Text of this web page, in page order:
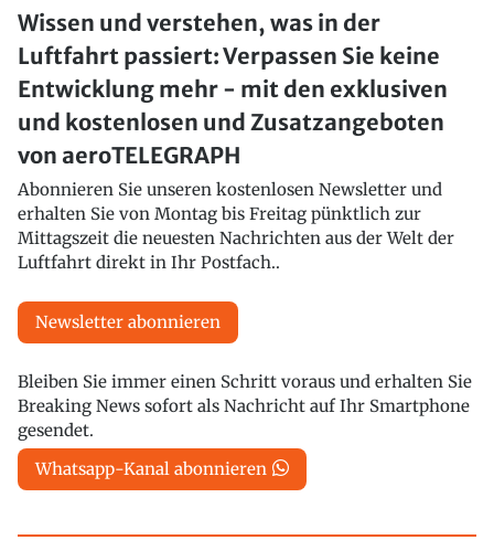
Wissen und verstehen, was in der
Luftfahrt passiert: Verpassen Sie keine
Entwicklung mehr - mit den exklusiven
und kostenlosen und Zusatzangeboten
von aeroTELEGRAPH
Abonnieren Sie unseren kostenlosen Newsletter und
erhalten Sie von Montag bis Freitag pünktlich zur
Mittagszeit die neuesten Nachrichten aus der Welt der
Luftfahrt direkt in Ihr Postfach..
Newsletter abonnieren
Bleiben Sie immer einen Schritt voraus und erhalten Sie
Breaking News sofort als Nachricht auf Ihr Smartphone
gesendet.
Whatsapp-Kanal abonnieren